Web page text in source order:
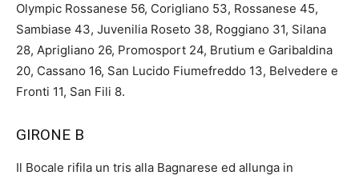
Olympic Rossanese 56, Corigliano 53, Rossanese 45,
Sambiase 43, Juvenilia Roseto 38, Roggiano 31, Silana
28, Aprigliano 26, Promosport 24, Brutium e Garibaldina
20, Cassano 16, San Lucido Fiumefreddo 13, Belvedere e
Fronti 11, San Fili 8.
GIRONE B
Il Bocale rifila un tris alla Bagnarese ed allunga in